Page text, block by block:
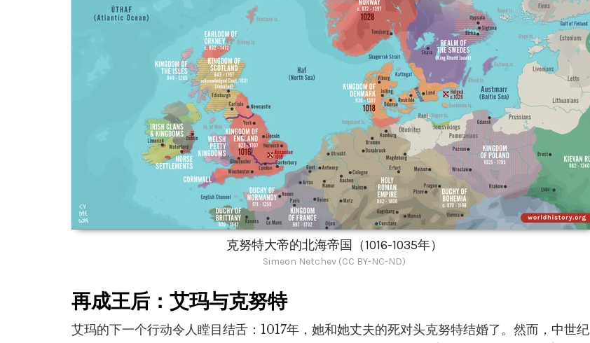
克努特大帝的北海帝国（1016-1035年）
Simeon Netchev (CC BY-NC-ND)
再成王后：艾玛与克努特
艾玛的下一个行动令人瞠目结舌：1017年，她和她丈夫的死对头克努特结婚了。然而，中世纪